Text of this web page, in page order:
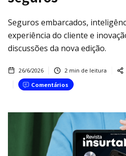
Seguros embarcados,
experiência do cliente e
discussões da nova edição.
26/6/2026 2 min de leitura
Comentários